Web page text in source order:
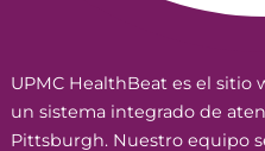
UPMC HealthBeat es el sitio
un sistema integrado de
Pittsburgh. Nuestro equipo